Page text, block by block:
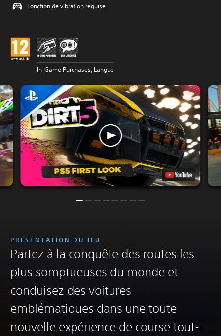
Fonction de vibration requise
In-Game Purchases, Langue
PRÉSENTATION DU JEU
Partez à la conquête des routes les
plus somptueuses du monde et
conduisez des voitures
emblématiques dans une toute
nouvelle expérience de course tout-